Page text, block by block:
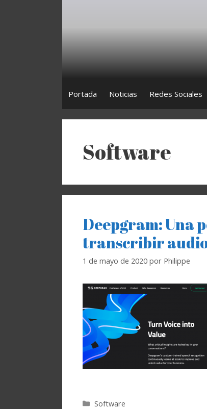
Portada Noticias Redes Sociales
Software
Deepgram: Una
transcribir
1 de mayo de 2020 por Philippe
Categorías
Software